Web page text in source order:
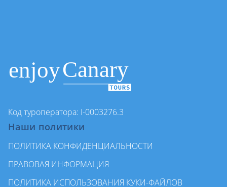
Код туроператора: I-0003276.3
Наши политики
ПОЛИТИКА КОНФИДЕНЦИАЛЬНОСТИ
ПРАВОВАЯ ИНФОРМАЦИЯ
ПОЛИТИКА ИСПОЛЬЗОВАНИЯ КУКИ-ФАЙЛОВ